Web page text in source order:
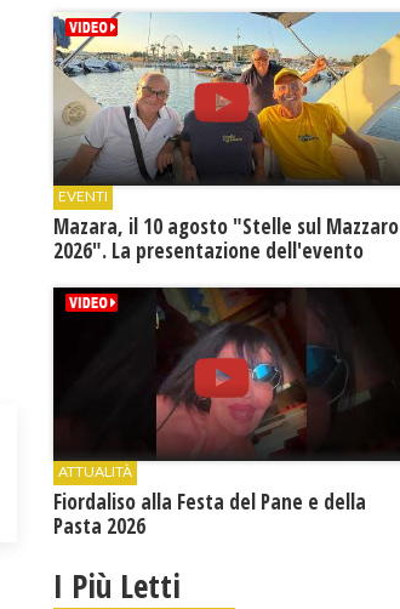
EVENTI
Mazara, il 10 agosto "Stelle sul Mazzaro
2026". La presentazione dell'evento
ATTUALITÀ
Fiordaliso alla Festa del Pane e della
Pasta 2026
I Più Letti